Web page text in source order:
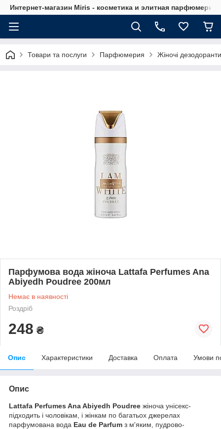
Интернет-магазин Мiris - косметика и элитная
Товари та послуги Парфюмерия Жіночі дезодоранти
Парфумова вода жіноча Lattafa Perfumes Ana
Abiyedh Poudree 200мл
Немає в наявності
Роздріб
248 ₴
Опис Характеристики Доставка Оплата Умови
Опис
Lattafa Perfumes Ana Abiyedh Poudree жіноча унісекс-
підходить і чоловікам, і жінкам по багатьох джерелах
парфумована вода Eau de Parfum з м'яким, пудрово-